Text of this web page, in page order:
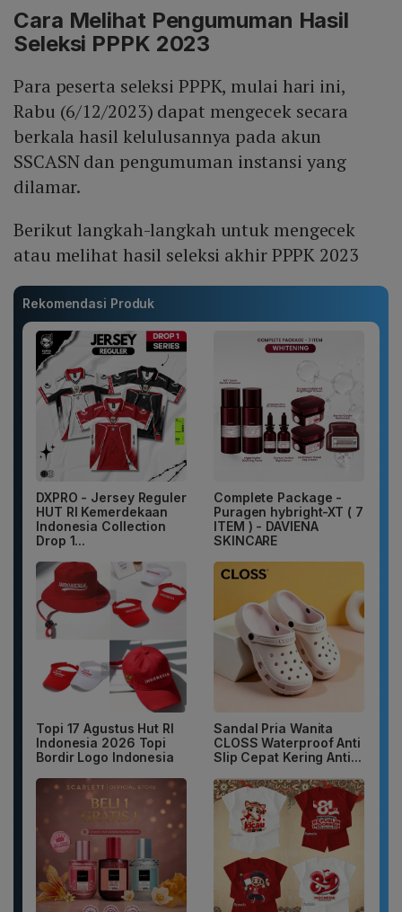
Cara Melihat Pengumuman Hasil
Seleksi PPPK 2023
Para peserta seleksi PPPK, mulai hari ini,
Rabu (6/12/2023) dapat mengecek secara
berkala hasil kelulusannya pada akun
SSCASN dan pengumuman instansi yang
dilamar.
Berikut langkah-langkah untuk mengecek
atau melihat hasil seleksi akhir PPPK 2023
Rekomendasi Produk
DXPRO - Jersey Reguler
HUT RI Kemerdekaan
Indonesia Collection
Drop 1...
Complete Package -
Puragen hybright-XT ( 7
ITEM ) - DAVIENA
SKINCARE
Topi 17 Agustus Hut RI
Indonesia 2026 Topi
Bordir Logo Indonesia
Sandal Pria Wanita
CLOSS Waterproof Anti
Slip Cepat Kering Anti...